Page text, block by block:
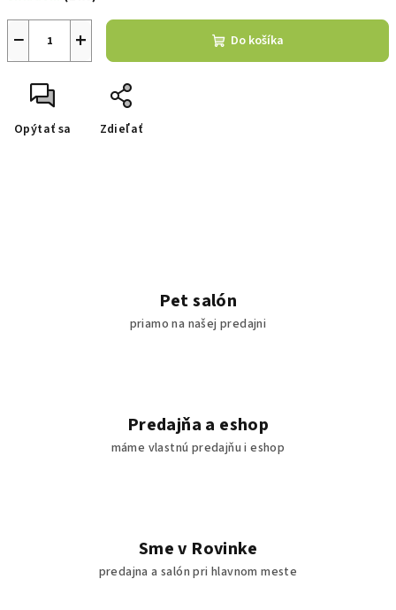
+
− Do košíka
Opýtať sa Zdieľať
Pet salón
priamo na našej predajni
Predajňa a eshop
máme vlastnú predajňu i eshop
Sme v Rovinke
predajna a salón pri hlavnom meste